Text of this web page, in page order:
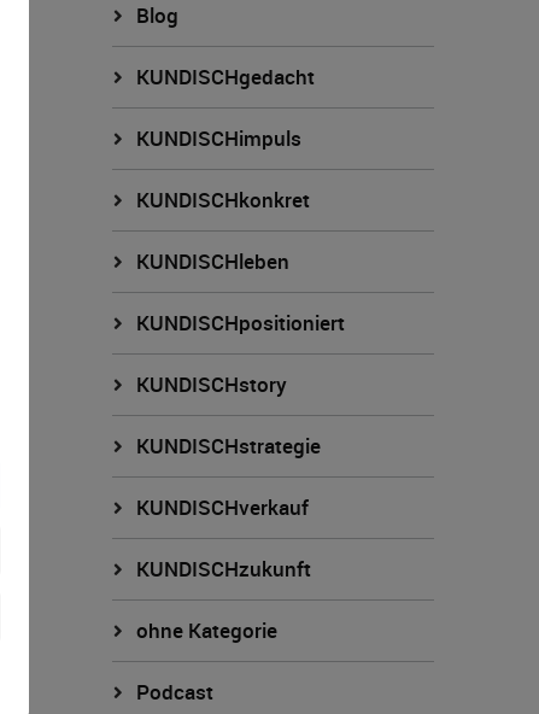
Blog
KUNDISCHgedacht
KUNDISCHimpuls
KUNDISCHkonkret
KUNDISCHleben
KUNDISCHpositioniert
KUNDISCHstory
KUNDISCHstrategie
KUNDISCHverkauf
KUNDISCHzukunft
ohne Kategorie
Podcast